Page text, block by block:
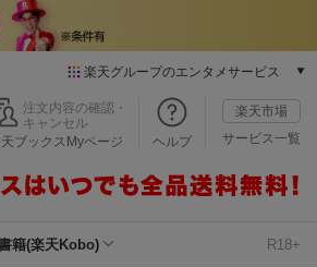
楽天グループのエンタメサービス
本/ゲーム/CD/DVD
楽天ブックス
楽天Kobo
注文内容の確認・
キャンセル
ブックスMyページ
ヘルプ
楽天市場
サービス一覧
籍(楽天Kobo) R18+